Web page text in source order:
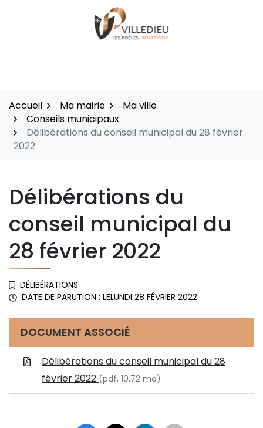
Accueil Ma mairie
Ma ville
Conseils municipaux
Délibérations du conseil municipal du 28 février
2022
Délibérations du
conseil municipal du
28 février 2022
DÉLIBÉRATIONS
DATE DE PARUTION : LELUNDI 28 FÉVRIER 2022
DOCUMENT ASSOCIÉ
Délibérations du conseil municipal du 28
février 2022 (pdf, 10,72 mo)